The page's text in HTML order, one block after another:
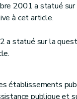
2001 a statué
à cet article.
a statué sur la
établissements
publique et